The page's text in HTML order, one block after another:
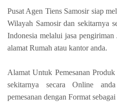
Pusat Agen Tiens Samosir siap
Wilayah Samosir dan sekitarnya
Indonesia melalui jasa
alamat Rumah atau kantor anda.
Alamat Untuk Pemesanan
sekitarnya secara Online
pemesanan dengan Format